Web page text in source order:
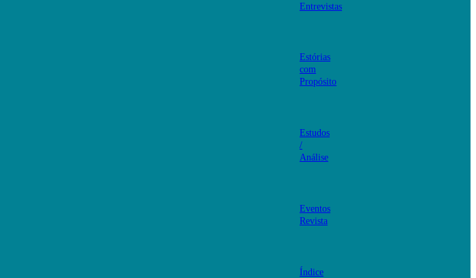
Entrevistas
Estórias
com
Propósito
Estudos
/
Análise
Eventos
Revista
Índice